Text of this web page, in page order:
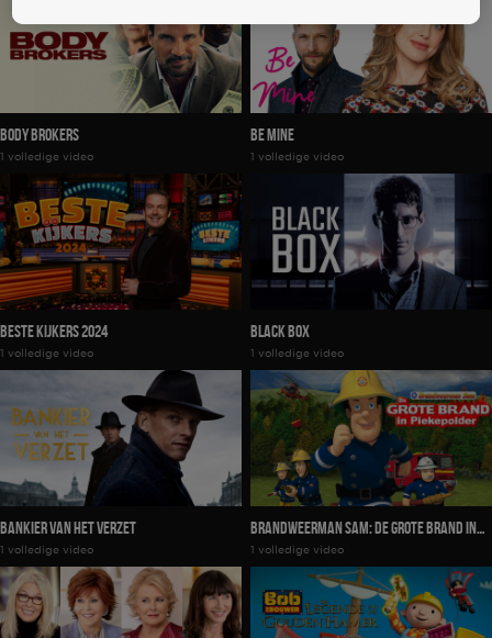
Body Brokers
1 volledige video
Be Mine
1 volledige video
Beste Kijkers 2024
1 volledige video
Black Box
1 volledige video
Bankier Van Het Verzet
1 volledige video
Brandweerman Sam: De Grote Brand In
Piekepolder
1 volledige video